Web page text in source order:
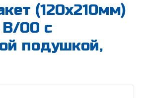
(120х210мм)
00 с
подушкой,